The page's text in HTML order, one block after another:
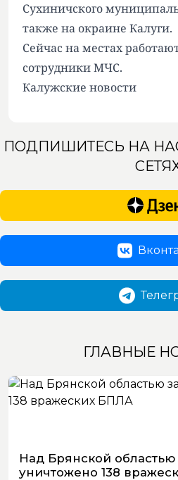
Сухиничского
также на окраине Калуги.
Сейчас на местах
сотрудники МЧС.
Калужские новости
ПОДПИШИТЕСЬ НА
ГЛАВНЫЕ
Над Брянской областью
уничтожено 138